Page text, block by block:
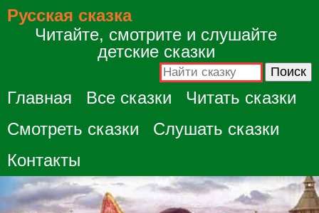
Русская сказка
Читайте, смотрите и слушайте
детские сказки
Главная Все сказки
Читать сказки
Смотреть сказки
Слушать сказки
Контакты